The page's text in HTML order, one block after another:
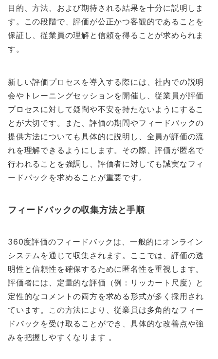
目的、方法、および期待される結果を十分に説明しま
す。この段階で、評価が公正かつ客観的であることを
保証し、従業員の理解と信頼を得ることが求められま
す。
新しい評価プロセスを導入する際には、社内での説明
会やトレーニングセッションを開催し、従業員が評価
プロセスに対して疑問や不安を持たないようにするこ
とが大切です。また、評価の期間やフィードバックの
提供方法についても具体的に説明し、全員が評価の流
れを理解できるようにします。その際、評価が匿名で
行われることを強調し、評価者に対しても誠実なフィ
ードバックを求めることが重要です。
フィードバックの収集方法と手順
360度評価のフィードバックは、一般的にオンライン
システムを通じて収集されます。ここでは、評価の透
明性と信頼性を確保するために匿名性を重視します。
評価者には、定量的な評価（例：リッカート尺度）と
定性的なコメントの両方を求める形式が多く採用され
ています。この方法により、従業員は多角的なフィー
ドバックを受け取ることができ、具体的な改善点や強
みを把握しやすくなります 。